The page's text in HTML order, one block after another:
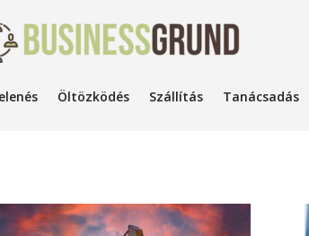
Öltözködés Szállítás Tanácsadás